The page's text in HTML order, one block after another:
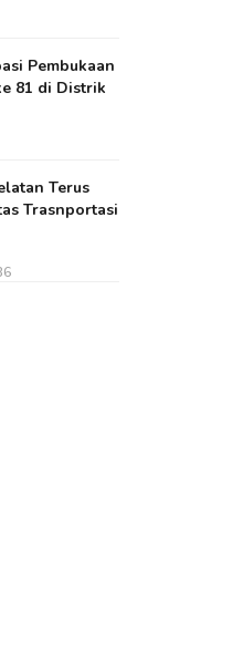
Pembukaan
81 di Distrik
Terus
Trasnportasi